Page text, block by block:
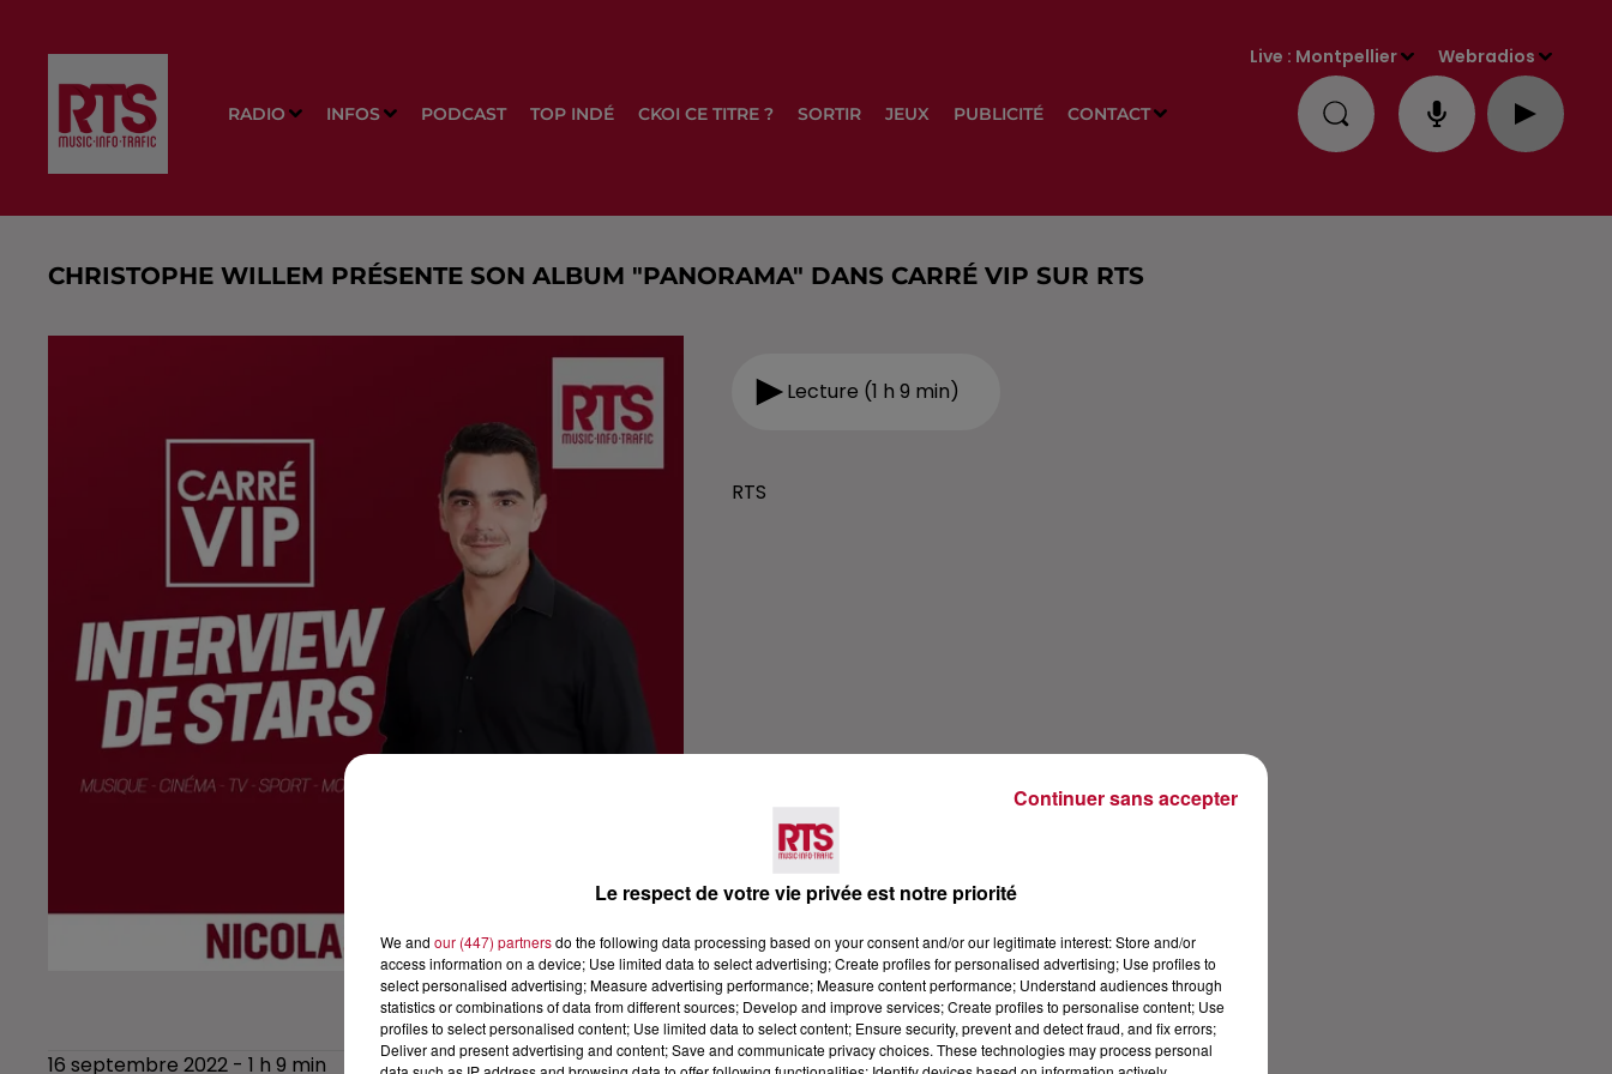
RADIO INFOS PODCAST TOP INDÉ CKOI CE TITRE ? SORTIR JEUX PUBLICITÉ CONTACT
Live : Montpellier Webradios
CHRISTOPHE WILLEM PRÉSENTE SON ALBUM "PANORAMA" DANS CARRÉ VIP SUR RTS
Lecture (1 h 9 min)
RTS
16 septembre 2022 - 1 h 9 min
Le respect de votre vie privée est notre priorité
We and our (447) partnersdo the following data processing based on your consent and/or our legitimate interest: Store and/or
access information on a device; Use limited data to select advertising; Create profiles for personalised advertising; Use profiles to
select personalised advertising; Measure advertising performance; Measure content performance; Understand audiences through
statistics or combinations of data from different sources; Develop and improve services; Create profiles to personalise content; Use
profiles to select personalised content; Use limited data to select content; Ensure security, prevent and detect fraud, and fix errors;
Deliver and present advertising and content; Save and communicate privacy choices. These technologies may process personal
Continuer sans accepter